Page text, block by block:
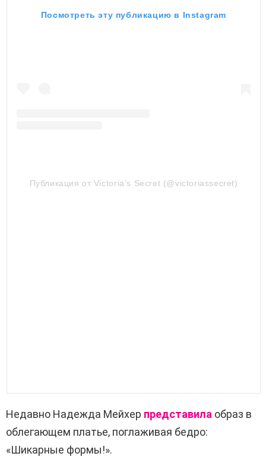
Посмотреть эту публикацию в Instagram
Публикация от Victoria’s Secret (@victoriassecret)
Недавно Надежда Мейхер представила образ в
облегающем платье, поглаживая бедро:
«Шикарные формы!».